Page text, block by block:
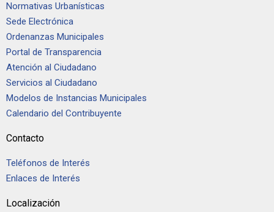
Normativas Urbanísticas
Sede Electrónica
Ordenanzas Municipales
Portal de Transparencia
Atención al Ciudadano
Servicios al Ciudadano
Modelos de Instancias Municipales
Calendario del Contribuyente
Contacto
Teléfonos de Interés
Enlaces de Interés
Localización